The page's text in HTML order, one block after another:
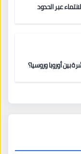
عبر الحدود
بين أوروبا وروسيا؟